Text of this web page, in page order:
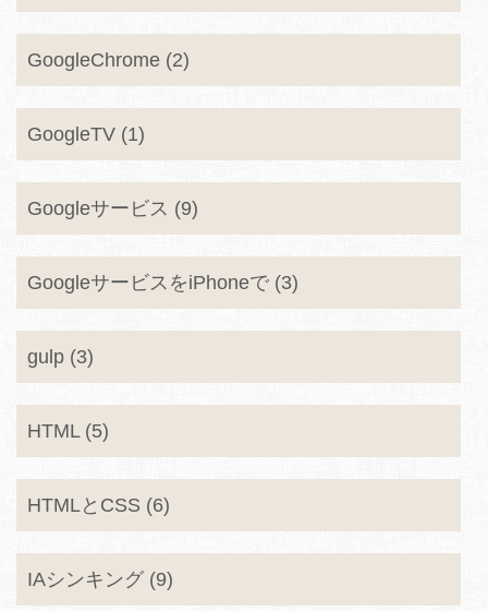
GoogleChrome (2)
GoogleTV (1)
Googleサービス (9)
GoogleサービスをiPhoneで (3)
gulp (3)
HTML (5)
HTMLとCSS (6)
IAシンキング (9)